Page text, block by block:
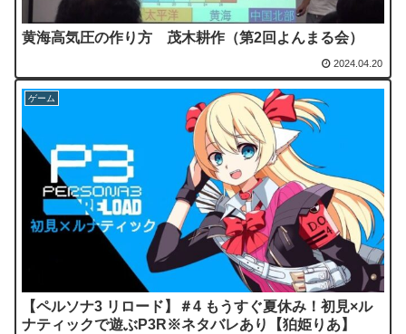
黄海高気圧の作り方 茂木耕作（第2回よんまる会）
2024.04.20
ゲーム
【ペルソナ3 リロード】＃4 もうすぐ夏休み！初見×ル
ナティックで遊ぶP3R※ネタバレあり【狛姫りあ】